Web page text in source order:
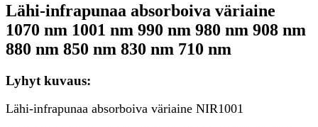
Lähi-infrapunaa absorboiva väriaine
1070 nm 1001 nm 990 nm 980 nm 908 nm
880 nm 850 nm 830 nm 710 nm
Lyhyt kuvaus:
Lähi-infrapunaa absorboiva väriaine NIR1001